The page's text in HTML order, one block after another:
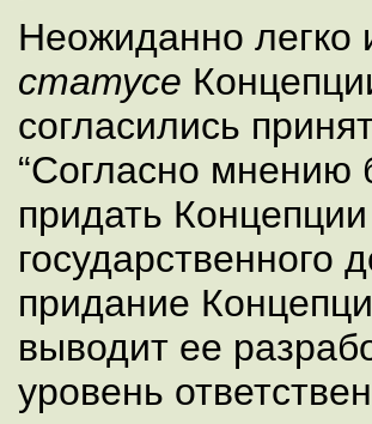
Неожиданно легко
статусе
согласились
“Согласно мнению
придать
государственного
придание
выводит ее
уровень